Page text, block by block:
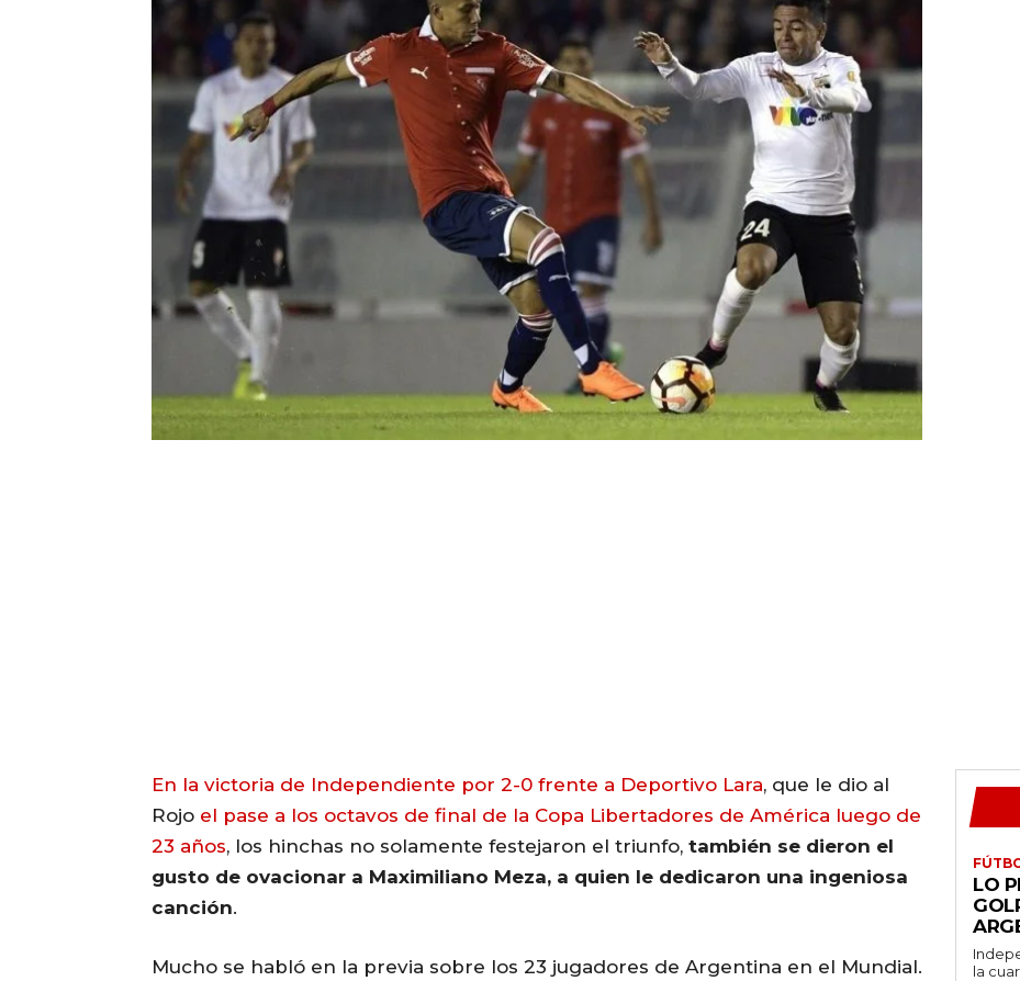
En la victoria de Independiente por 2-0 frente a Deportivo Lara, que le dio al
Rojo el pase a los octavos de final de la Copa Libertadores de América luego de
23 años, los hinchas no solamente festejaron el triunfo, también se dieron el
gusto de ovacionar a Maximiliano Meza, a quien le dedicaron una ingeniosa
canción.
Mucho se habló en la previa sobre los 23 jugadores de Argentina en el Mundial.
LO
la